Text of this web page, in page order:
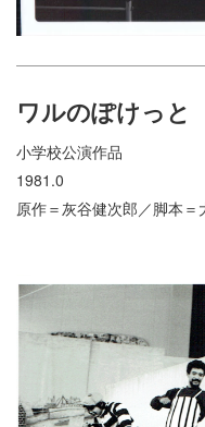
ワルのぽけっと
小学校公演作品
1981.0
原作＝灰谷健次郎／脚本